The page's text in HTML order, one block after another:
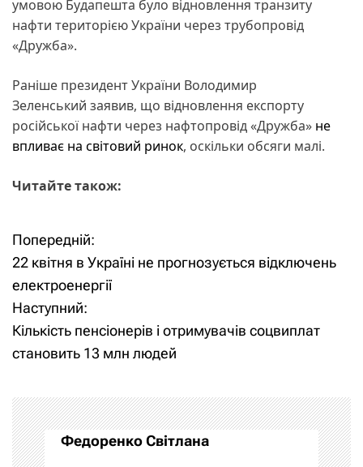
умовою Будапешта було відновлення транзиту
нафти територією України через трубопровід
«Дружба».
Раніше президент України Володимир
Зеленський заявив, що відновлення експорту
російської нафти через нафтопровід «Дружба» не
впливає на світовий ринок, оскільки обсяги малі.
Читайте також:
Н
а
в
і
а
ц
Попередній:
22 квітня в Україні не прогнозується відключень
електроенергії
Наступний:
Кількість пенсіонерів і отримувачів соцвиплат
становить 13 млн людей
Федоренко Світлана